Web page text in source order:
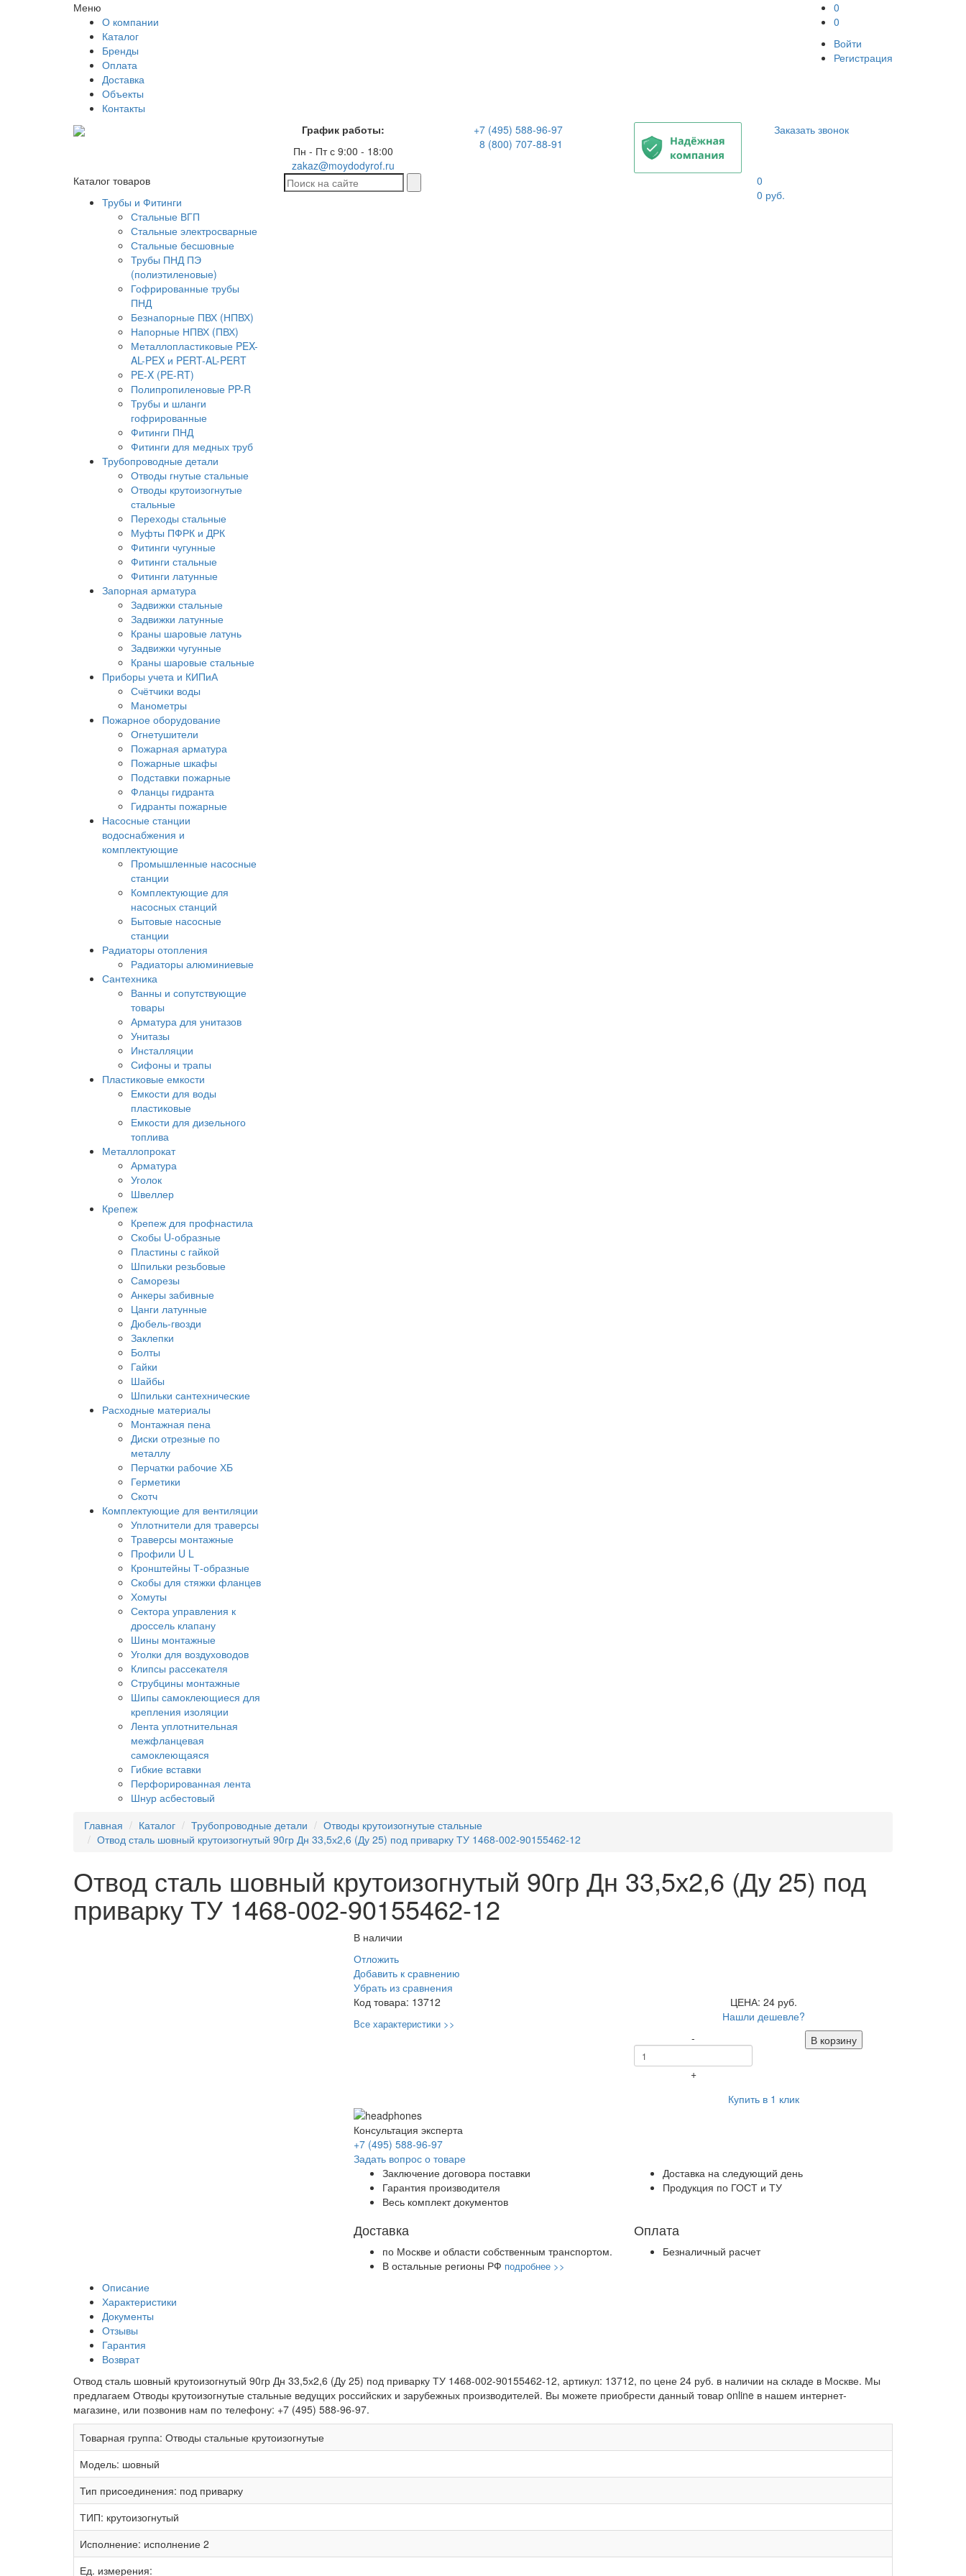
Меню
О компании
Каталог
Бренды
Оплата
Доставка
Объекты
Контакты
0
0
Войти
Регистрация
График работы:
Пн - Пт с 9:00 - 18:00
zakaz@moydodyrof.ru
+7 (495) 588-96-97
8 (800) 707-88-91
Заказать звонок
Каталог товаров
Трубы и Фитинги
Стальные ВГП
Стальные электросварные
Стальные бесшовные
Трубы ПНД ПЭ
(полиэтиленовые)
Гофрированные трубы
ПНД
Безнапорные ПВХ (НПВХ)
Напорные НПВХ (ПВХ)
Металлопластиковые PEX-
AL-PEX и PERT-AL-PERT
PE-X (PE-RT)
Полипропиленовые PP-R
Трубы и шланги
гофрированные
Фитинги ПНД
Фитинги для медных труб
Трубопроводные детали
Отводы гнутые стальные
Отводы крутоизогнутые
стальные
Переходы стальные
Муфты ПФРК и ДРК
Фитинги чугунные
Фитинги стальные
Фитинги латунные
Запорная арматура
Задвижки стальные
Задвижки латунные
Краны шаровые латунь
Задвижки чугунные
Краны шаровые стальные
Приборы учета и КИПиА
Счётчики воды
Манометры
Пожарное оборудование
Огнетушители
Пожарная арматура
Пожарные шкафы
Подставки пожарные
Фланцы гидранта
Гидранты пожарные
Насосные станции
водоснабжения и
комплектующие
Промышленные насосные
станции
Комплектующие для
насосных станций
Бытовые насосные
станции
Радиаторы отопления
Радиаторы алюминиевые
Сантехника
Ванны и сопутствующие
товары
Арматура для унитазов
Унитазы
Инсталляции
Сифоны и трапы
Пластиковые емкости
Емкости для воды
пластиковые
Емкости для дизельного
топлива
Металлопрокат
Арматура
Уголок
Швеллер
Крепеж
Крепеж для профнастила
Скобы U-образные
Пластины с гайкой
Шпильки резьбовые
Саморезы
Анкеры забивные
Цанги латунные
Дюбель-гвозди
Заклепки
Болты
Гайки
Шайбы
Шпильки сантехнические
Расходные материалы
Монтажная пена
Диски отрезные по
металлу
Перчатки рабочие ХБ
Герметики
Скотч
Комплектующие для вентиляции
Уплотнители для траверсы
Траверсы монтажные
Профили U L
Кронштейны Т-образные
Скобы для стяжки фланцев
Хомуты
Сектора управления к
дроссель клапану
Шины монтажные
Уголки для воздуховодов
Клипсы рассекателя
Струбцины монтажные
Шипы самоклеющиеся для
крепления изоляции
Лента уплотнительная
межфланцевая
самоклеющаяся
Гибкие вставки
Перфорированная лента
Шнур асбестовый
0
0 руб.
Главная Каталог Трубопроводные детали
Отводы крутоизогнутые стальные
Отвод сталь шовный крутоизогнутый 90гр Дн 33,5х2,6 (Ду 25) под приварку ТУ 1468-002-90155462-12
Отвод сталь шовный крутоизогнутый 90гр Дн 33,5х2,6 (Ду 25) под
приварку ТУ 1468-002-90155462-12
В наличии
Отложить
Добавить к сравнению
Убрать из сравнения
Код товара: 13712
Все характеристики >>
ЦЕНА: 24 руб.
Нашли дешевле?
-
+
В корзину
Купить в 1 клик
Консультация эксперта
+7 (495) 588-96-97
Задать вопрос о товаре
Заключение договора поставки
Гарантия производителя
Весь комплект документов
Доставка на следующий день
Продукция по ГОСТ и ТУ
Доставка
по Москве и области собственным транспортом.
В остальные регионы РФ подробнее >>
Оплата
Безналичный расчет
Описание
Характеристики
Документы
Отзывы
Гарантия
Возврат
Отвод сталь шовный крутоизогнутый 90гр Дн 33,5х2,6 (Ду 25) под приварку ТУ 1468-002-90155462-12, артикул: 13712, по цене 24 руб. в наличии на складе в Москве. Мы
предлагаем Отводы крутоизогнутые стальные ведущих российских и зарубежных производителей. Вы можете приобрести данный товар online в нашем интернет-
магазине, или позвонив нам по телефону: +7 (495) 588-96-97.
Товарная группа: Отводы стальные крутоизогнутые
Модель: шовный
Тип присоединения: под приварку
ТИП: крутоизогнутый
Исполнение: исполнение 2
Ед. измерения: